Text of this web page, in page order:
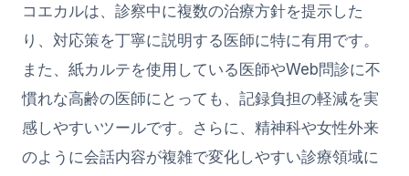
コエカルは、診察中に複数の治療方針を提示した
り、対応策を丁寧に説明する医師に特に有用です。
また、紙カルテを使用している医師やWeb問診に不
慣れな高齢の医師にとっても、記録負担の軽減を実
感しやすいツールです。さらに、精神科や女性外来
のように会話内容が複雑で変化しやすい診療領域に